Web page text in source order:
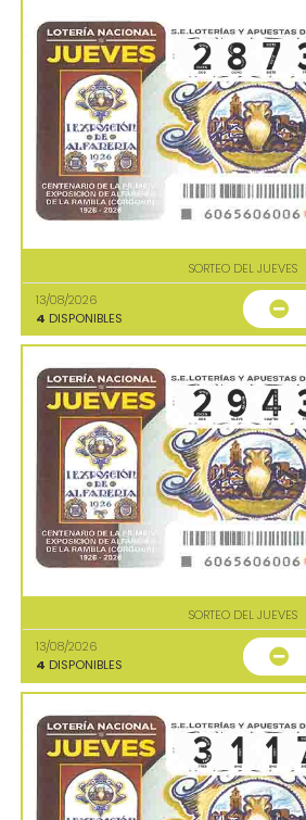
SORTEO DEL JUEVES
13/08/2026
4 DISPONIBLES
SORTEO DEL JUEVES
13/08/2026
4 DISPONIBLES